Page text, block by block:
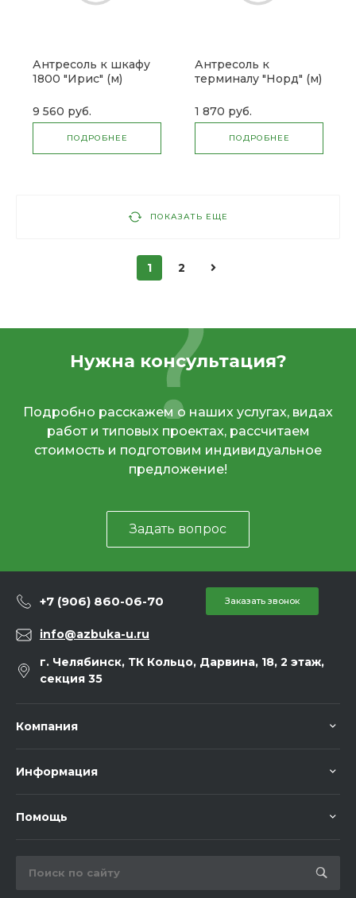
Антресоль к шкафу
1800 "Ирис" (м)
9 560 руб.
ПОДРОБНЕЕ
Антресоль к
терминалу "Норд" (м)
1 870 руб.
ПОДРОБНЕЕ
ПОКАЗАТЬ ЕЩЕ
1 2
Нужна консультация?
Подробно расскажем о наших услугах, видах
работ и типовых проектах, рассчитаем
стоимость и подготовим индивидуальное
предложение!
Задать вопрос
+7 (906) 860-06-70 Заказать звонок
info@azbuka-u.ru
г. Челябинск, ТК Кольцо, Дарвина, 18, 2 этаж,
секция 35
Компания
Информация
Помощь